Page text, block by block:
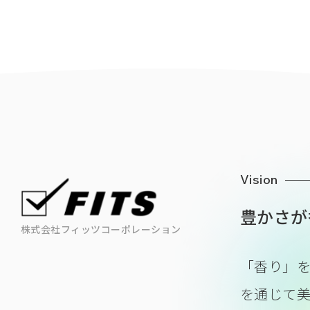
株式会社フィッツコーポレーション
Vision
豊かさ
「香り」
を通じて